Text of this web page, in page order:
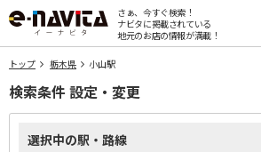
さぁ、今すぐ検索！
ナビタに掲載されている
地元のお店の情報が満載！
トップ 栃木県 小山駅
検索条件 設定・変更
選択中の駅・路線